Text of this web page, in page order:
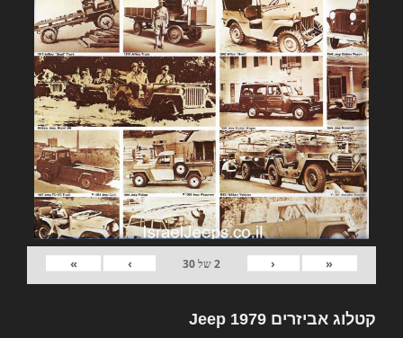
«
‹
2של30
›
»
קטלוג אביזרים 1979 Jeep